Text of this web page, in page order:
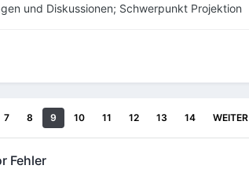
und Diskussionen; Schwerpunkt Projektion
7 8 9 10 11 12 13 14 WEITER
Fehler